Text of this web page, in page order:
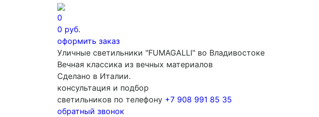
0
0 руб.
оформить заказ
Уличные светильники "FUMAGALLI" во Владивостоке
Вечная классика из вечных материалов
Сделано в Италии.
консультация и подбор
светильников по телефону +7 908 991 85 35
обратный звонок